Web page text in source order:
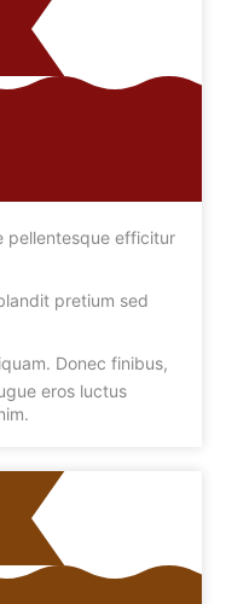
pellentesque efficitur
pretium sed
Donec finibus,
eros luctus